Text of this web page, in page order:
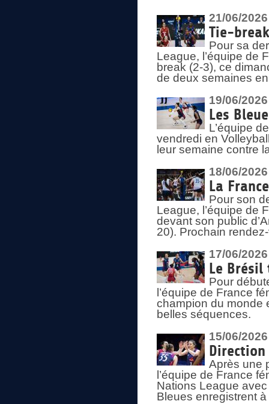
21/06/2026
Tie-
Pour sa
League, l’équipe de
break (2-3), ce
de deux semaines
19/06/2026
Les
L’équipe
vendredi en
leur semaine contre
18/06/2026
La
Pour son
League, l’équipe de
devant son public
20). Prochain
17/06/2026
Le
Pour
l’équipe de France
champion du monde
belles séquences.
15/06/2026
Après une
l’équipe de France
Nations League
Bleues enregistrent